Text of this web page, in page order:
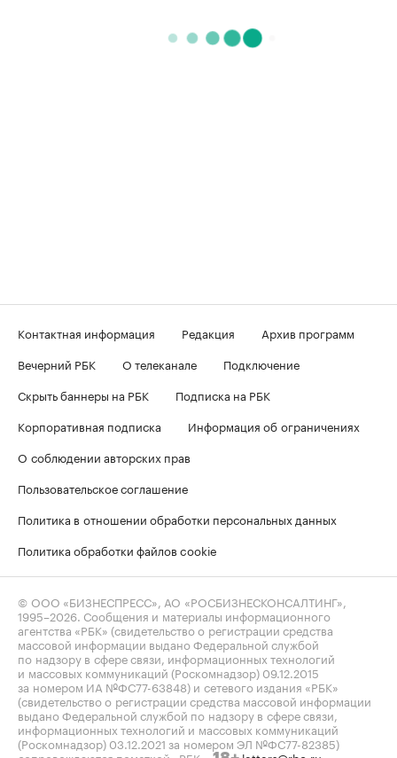
Контактная информация Редакция
Архив программ
Вечерний РБК
О телеканале
Подключение
Скрыть баннеры на РБК
Подписка на РБК
Корпоративная подписка
Информация об ограничениях
О соблюдении авторских прав
Пользовательское соглашение
Политика в отношении обработки персональных данных
Политика обработки файлов cookie
© ООО «БИЗНЕСПРЕСС», АО «РОСБИЗНЕСКОНСАЛТИНГ»,
1995–2026 . Сообщения и материалы информационного
агентства «РБК» (свидетельство о регистрации средства
массовой информации выдано Федеральной службой
по надзору в сфере связи, информационных технологий
и массовых коммуникаций (Роскомнадзор) 09.12.2015
за номером ИА №ФС77-63848) и сетевого издания «РБК»
(свидетельство о регистрации средства массовой информации
выдано Федеральной службой по надзору в сфере связи,
информационных технологий и массовых коммуникаций
(Роскомнадзор) 03.12.2021 за номером ЭЛ №ФС77-82385)